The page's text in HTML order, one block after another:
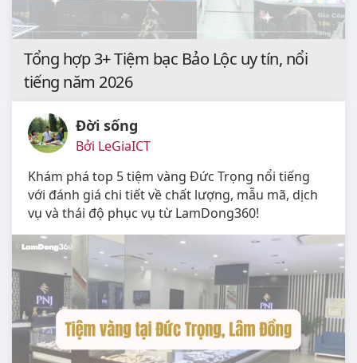
Tổng hợp 3+ Tiệm bạc Bảo Lộc uy tín, nổi
tiếng năm 2026
Đời sống
Bởi LeGiaICT
Khám phá top 5 tiệm vàng Đức Trọng nổi tiếng
với đánh giá chi tiết về chất lượng, mẫu mã, dịch
vụ và thái độ phục vụ từ LamDong360!